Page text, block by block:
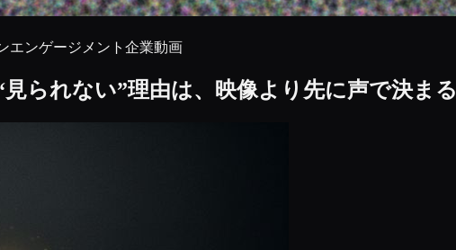
エンゲージメント 企業動画
見られない”理由は、映像より先に声で決まる